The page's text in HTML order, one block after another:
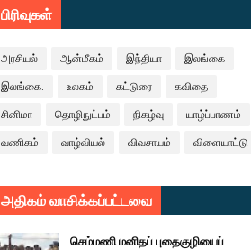
பிரிவுகள்
அரசியல் ஆன்மீகம் இந்தியா இலங்கை
இலங்கை. உலகம் கட்டுரை கவிதை
சினிமா தொழிநுட்பம் நிகழ்வு யாழ்ப்பாணம்
வணிகம் வாழ்வியல் விவசாயம் விளையாட்டு
அதிகம் வாசிக்கப்பட்டவை
செம்மணி மனிதப் புதைகுழியைப்